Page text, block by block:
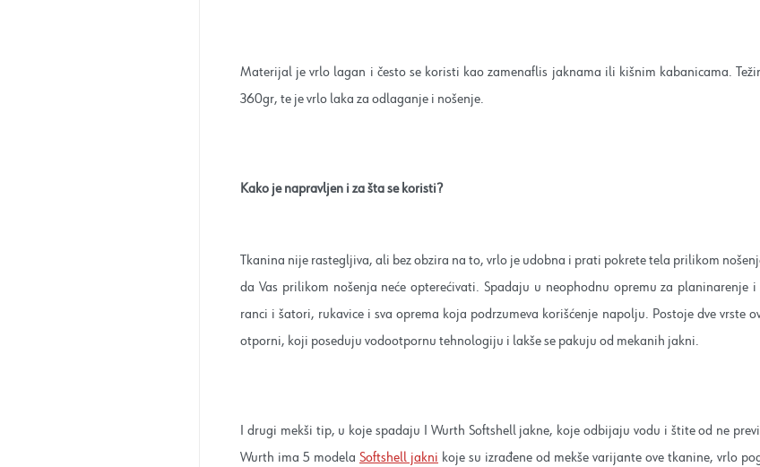
Materijal je vrlo lagan i često se koristi kao zamenaflis jaknama ili kišnim kabanicama.
360gr, te je vrlo laka za odlaganje i nošenje.
Kako je napravljen i za šta se koristi?
Tkanina nije rastegljiva, ali bez obzira na to, vrlo je udobna i prati pokrete tela prilikom
da Vas prilikom nošenja neće opterećivati. Spadaju u neophodnu opremu za planinarenje
ranci i šatori, rukavice i sva oprema koja podrzumeva korišćenje napolju. Postoje dve vrste
otporni, koji poseduju vodootpornu tehnologiju i lakše se pakuju od mekanih jakni.
I drugi mekši tip, u koje spadaju I Wurth Softshell jakne, koje odbijaju vodu i štite od ne
Wurth ima 5 modela Softshell jakni koje su izrađene od mekše varijante ove tkanine, vrlo